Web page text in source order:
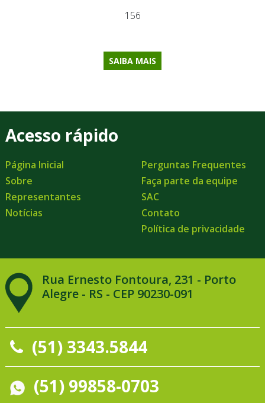
156
SAIBA MAIS
Acesso rápido
Página Inicial
Sobre
Representantes
Notícias
Perguntas Frequentes
Faça parte da equipe
SAC
Contato
Política de privacidade
Rua Ernesto Fontoura, 231 - Porto
Alegre - RS - CEP 90230-091
(51) 3343.5844
(51) 99858-0703